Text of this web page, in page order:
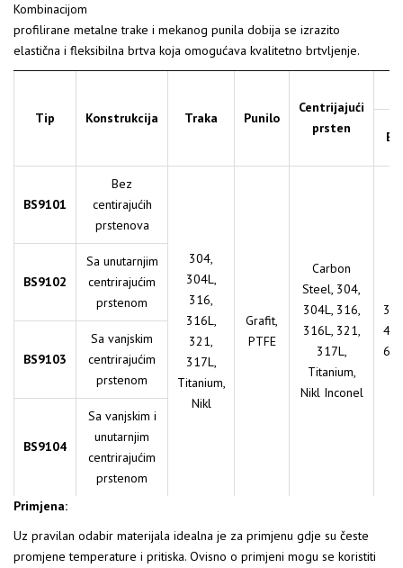
Kombinacijom
profilirane metalne trake i mekanog punila dobija se izrazito
elastična i fleksibilna brtva koja omogućava kvalitetno brtvljenje.
Tip Konstrukcija Traka Punilo
Centrijajući
prsten
BS9101
Bez
centirajućih
prstenova
304,
304L,
316,
316L,
321,
317L,
Titanium,
Nikl
Grafit,
PTFE
Carbon
Steel, 304,
304L, 316,
316L, 321,
317L,
Titanium,
Nikl Inconel
BS9102
Sa unutarnjim
centrirajućim
prstenom
BS9103
Sa vanjskim
centrirajućim
prstenom
BS9104
Sa vanjskim i
unutarnjim
centrirajućim
prstenom
Primjena:
Uz pravilan odabir materijala idealna je za primjenu gdje su česte
promjene temperature i pritiska. Ovisno o primjeni mogu se koristiti